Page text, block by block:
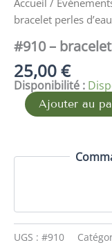
bracelet perles
#910 –
25,00€
Disponibilité :
Ajouter au
UGS : #910